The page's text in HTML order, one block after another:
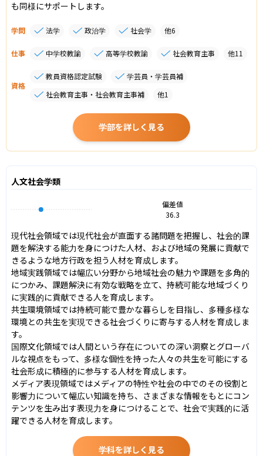
学問 法学 政治学 社会学 他6
仕事 中学校教諭 高等学校教諭 社会教育主事 他11
資格
教員資格認定試験
学芸員・学芸員補
社会教育主事・社会教育主事補
他1
学部を詳しく見る
人文社会学類
偏差値
36.3
現代社会領域では現代社会が直面する諸問題を把握し、社会的課
題を解決する能力を身につけた人材、および地域の発展に貢献で
きるような地方行政を担う人材を育成します。
地域実践領域では幅広い分野から地域社会の魅力や課題を多角的
につかみ、課題解決に有効な戦略を立て、持続可能な地域づくり
に実践的に貢献できる人を育成します。
共生環境領域では持続可能で豊かな暮らしを目指し、多種多様な
環境との共生を実現できる社会づくりに寄与する人材を育成しま
す。
国際文化領域では人間という存在についての深い洞察とグローバ
ルな視点をもって、多様な個性を持った人々の共生を可能にする
社会形成に積極的に参与する人材を育成します。
メディア表現領域ではメディアの特性や社会の中でのその役割と
影響力について幅広い知識を持ち、さまざまな情報をもとにコン
テンツを生み出す表現力を身につけることで、社会で実践的に活
躍できる人材を育成します。
学科を詳しく見る